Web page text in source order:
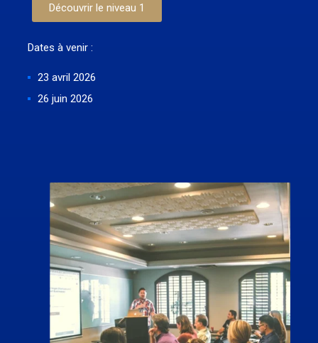
Découvrir le niveau 1
Dates à venir :
23 avril 2026
26 juin 2026